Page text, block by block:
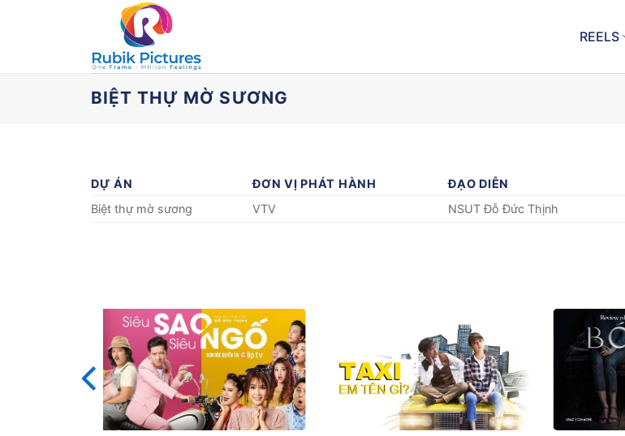
REELS
BIỆT THỰ MỜ SƯƠNG
DỰ ÁN ĐƠN VỊ PHÁT HÀNH ĐẠO DIỄN
Biệt thự mờ sương
VTV NSUT Đỗ Đức Thịnh